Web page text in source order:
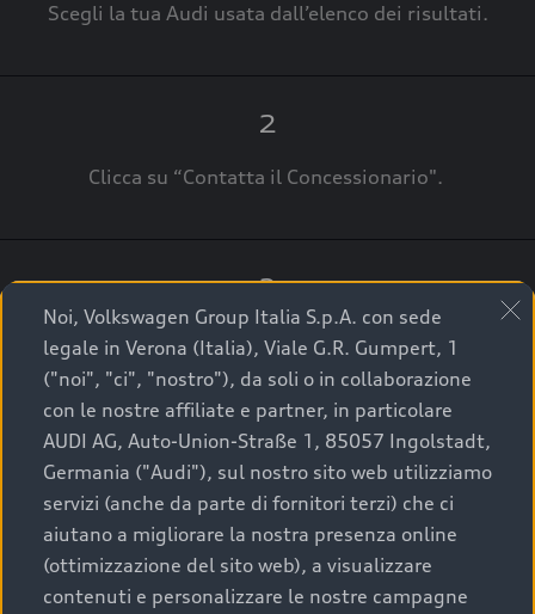
Scegli la tua Audi usata dall’elenco dei risultati.
2
Clicca su “Contatta il Concessionario".
3
A breve verrai ricontattato dal Customer Care
Audi Center o direttamente dal Concessionario
che ti supporterà per finalizzare la tua richiesta.
La qualità di acquistare
un’auto usata Audi
Noi, Volkswagen Group Italia S.p.A. con sede
legale in Verona (Italia), Viale G.R. Gumpert, 1
("noi", "ci", "nostro"), da soli o in collaborazione
con le nostre affiliate e partner, in particolare
AUDI AG, Auto-Union-Straße 1, 85057 Ingolstadt,
Germania ("Audi"), sul nostro sito web utilizziamo
servizi (anche da parte di fornitori terzi) che ci
aiutano a migliorare la nostra presenza online
(ottimizzazione del sito web), a visualizzare
contenuti e personalizzare le nostre campagne